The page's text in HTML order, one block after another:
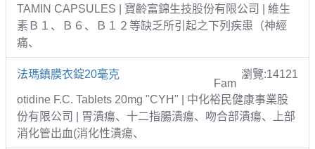
TAMIN CAPSULES | 寶齡富錦生技股份有限公司 | 維生
素Ｂ１、Ｂ６、Ｂ１２等缺乏所引起之下列疾患（神經
痛、
法瑪鎮膜衣錠20毫克 瀏覽:14121
Fam
otidine F.C. Tablets 20mg "CYH" | 中化裕民健康事業股
份有限公司 | 胃潰瘍、十二指腸潰瘍、吻合部潰瘍、上部
消化管出血(消化性潰瘍、